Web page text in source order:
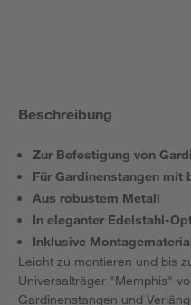
Beschreibung
Zur Befestigung von
Für Gardinenstangen mit
Aus robustem Metall
In eleganter Edelstahl-
Inklusive
Leicht zu montieren und bis
Universalträger "Memphis"
Gardinenstangen und